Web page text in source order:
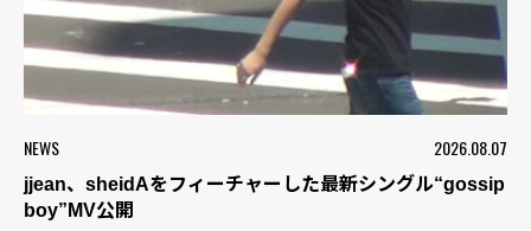
NEWS 2026.08.07
jjean、sheidAをフィーチャーした最新シングル“gossip
boy”MV公開